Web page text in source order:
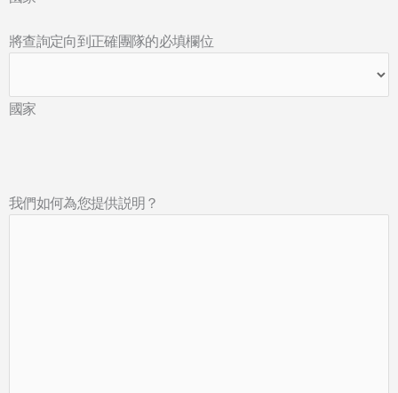
將查詢定向到正確團隊的必填欄位
國家
我們如何為您提供説明？